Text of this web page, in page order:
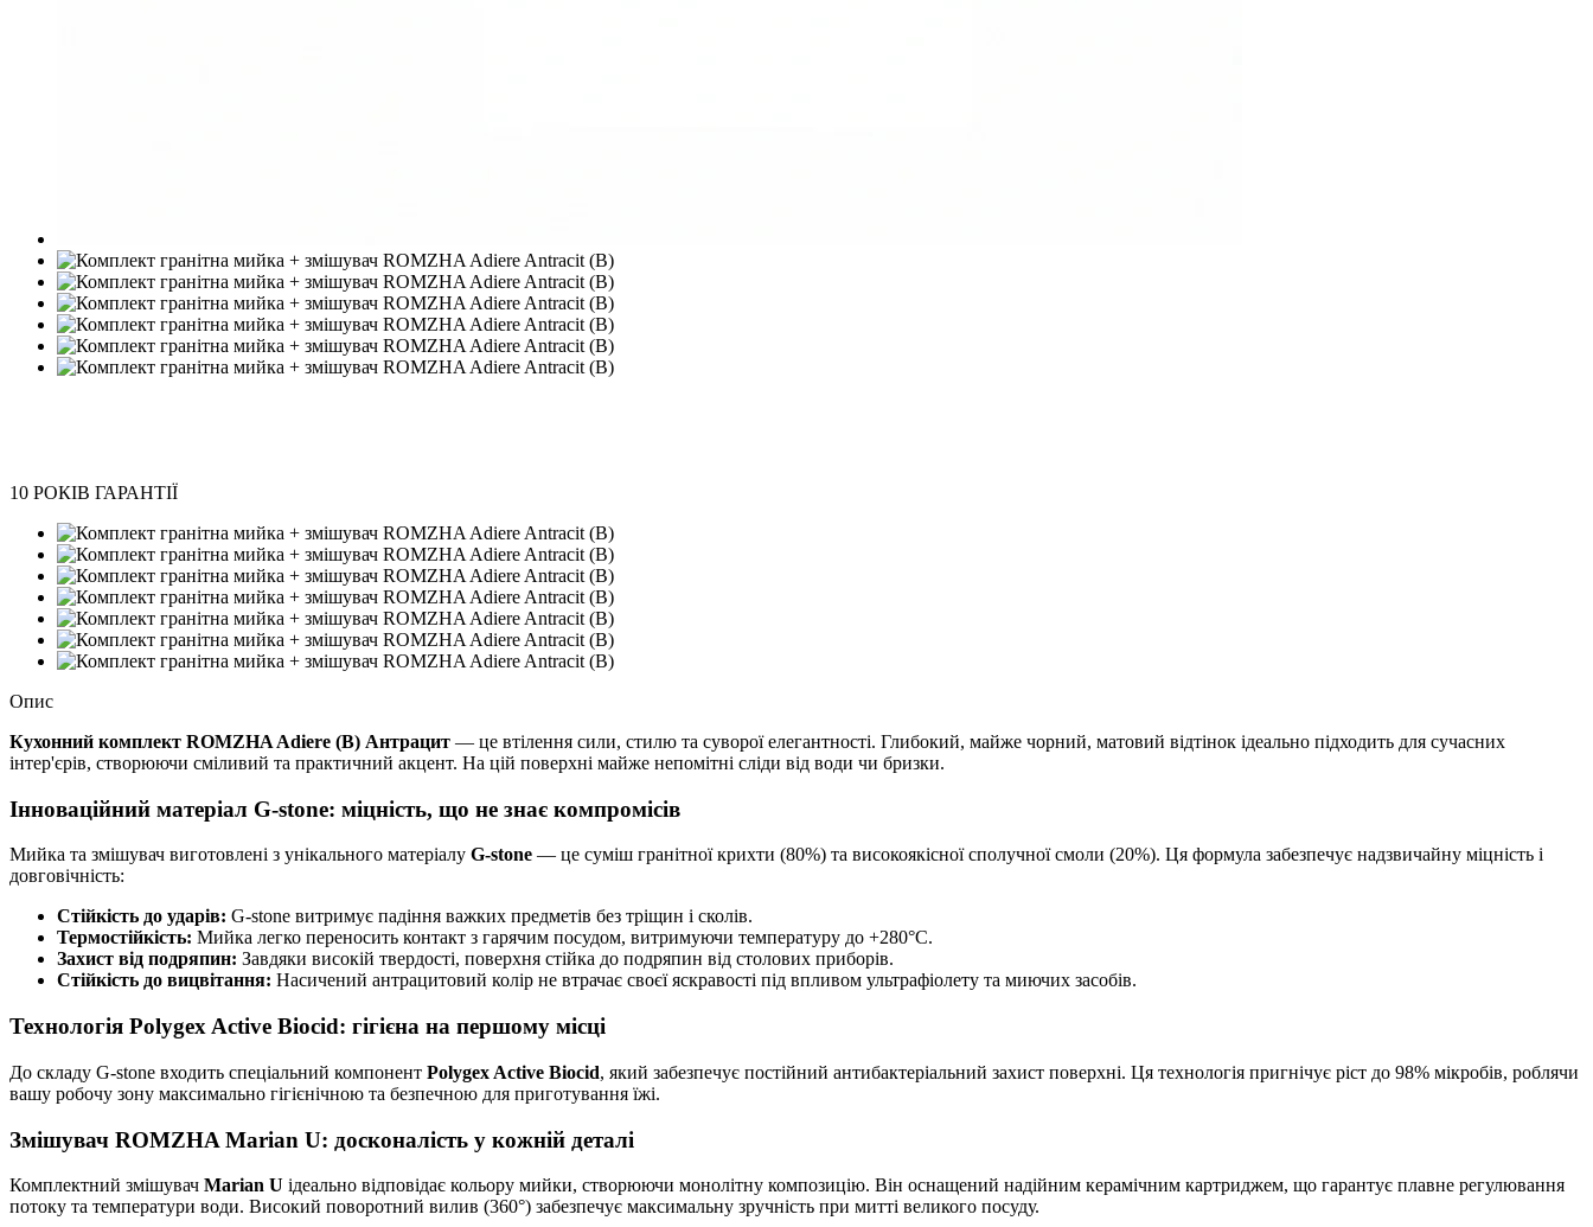
10 РОКІВ ГАРАНТІЇ
Опис
Кухонний комплект ROMZHA Adiere (B) Антрацит — це втілення сили, стилю та суворої елегантності. Глибокий, майже чорний, матовий відтінок ідеально підходить для сучасних
інтер'єрів, створюючи сміливий та практичний акцент. На цій поверхні майже непомітні сліди від води чи бризки.
Інноваційний матеріал G-stone: міцність, що не знає компромісів
Мийка та змішувач виготовлені з унікального матеріалу G-stone — це суміш гранітної крихти (80%) та високоякісної сполучної смоли (20%). Ця формула забезпечує надзвичайну міцність і
довговічність:
Стійкість до ударів: G-stone витримує падіння важких предметів без тріщин і сколів.
Термостійкість: Мийка легко переносить контакт з гарячим посудом, витримуючи температуру до +280°C.
Захист від подряпин: Завдяки високій твердості, поверхня стійка до подряпин від столових приборів.
Стійкість до вицвітання: Насичений антрацитовий колір не втрачає своєї яскравості під впливом ультрафіолету та миючих засобів.
Технологія Polygex Active Biocid: гігієна на першому місці
До складу G-stone входить спеціальний компонент Polygex Active Biocid, який забезпечує постійний антибактеріальний захист поверхні. Ця технологія пригнічує ріст до 98% мікробів, роблячи
вашу робочу зону максимально гігієнічною та безпечною для приготування їжі.
Змішувач ROMZHA Marian U: досконалість у кожній деталі
Комплектний змішувач Marian U ідеально відповідає кольору мийки, створюючи монолітну композицію. Він оснащений надійним керамічним картриджем, що гарантує плавне регулювання
потоку та температури води. Високий поворотний вилив (360°) забезпечує максимальну зручність при митті великого посуду.